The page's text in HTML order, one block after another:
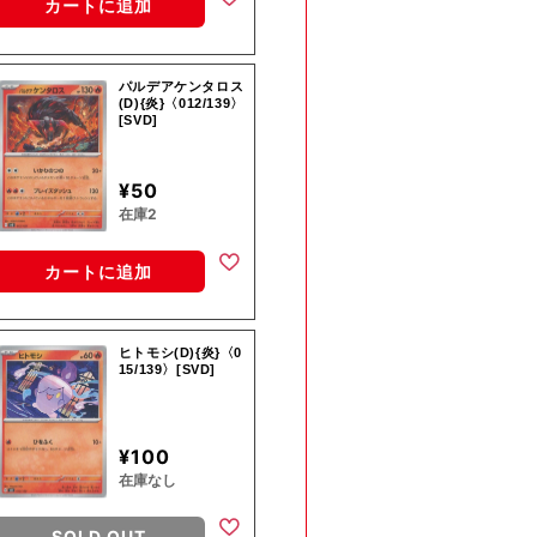
カートに追加
パルデアケンタロス
(D){炎}〈012/139〉
[SVD]
¥50
在庫2
カートに追加
ヒトモシ(D){炎}〈0
15/139〉[SVD]
¥100
在庫なし